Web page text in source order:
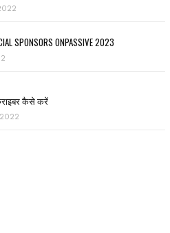
SPONSORS ONPASSIVE 2023
कैसे करें